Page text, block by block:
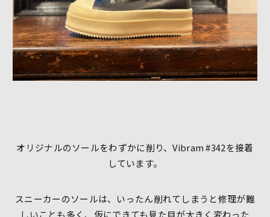
オリジナルのソールをわずかに削り、Vibram #342を接着
しています。
スニーカーのソールは、いったん削れてしまうと修理が難
しいことも多く、仮にできても見た目が大きく変わった